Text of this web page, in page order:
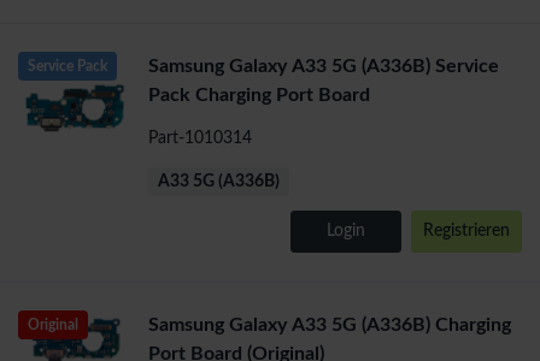
Service Pack
Samsung Galaxy A33 5G (A336B) Service
Pack Charging Port Board
Part-1010314
A33 5G (A336B)
Login Registrieren
Original
Samsung Galaxy A33 5G (A336B) Charging
Port Board (Original)